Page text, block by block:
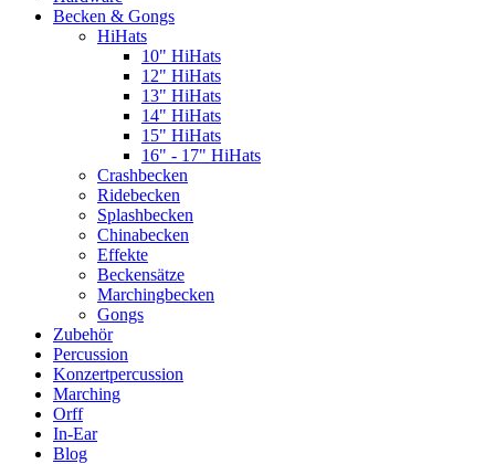
Becken & Gongs
HiHats
10" HiHats
12" HiHats
13" HiHats
14" HiHats
15" HiHats
16" - 17" HiHats
Crashbecken
Ridebecken
Splashbecken
Chinabecken
Effekte
Beckensätze
Marchingbecken
Gongs
Zubehör
Percussion
Konzertpercussion
Marching
Orff
In-Ear
Blog